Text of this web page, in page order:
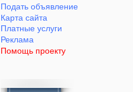
Подать объявление
Карта сайта
Платные услуги
Реклама
Помощь проекту